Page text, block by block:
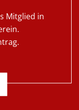
Mitglied in